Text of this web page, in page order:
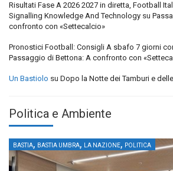
Risultati Fase A 2026 2027 in diretta, Football
Signalling Knowledge And Technology su
confronto con «Settecalcio»
Pronostici Football: Consigli A sbafo 7 giorni
Passaggio di Bettona: A confronto con
Un Bastiolo su Dopo la Notte dei Tamburi e
Politica e Ambiente
BASTIA, BASTIA UMBRA, LA NAZIONE, POLITICA